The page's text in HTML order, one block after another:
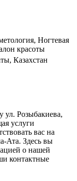
Ногтевая
красоты
Казахстан
ул. Розыбакиева,
услуги
вас на
Ата. Здесь вы
о нашей
контактные